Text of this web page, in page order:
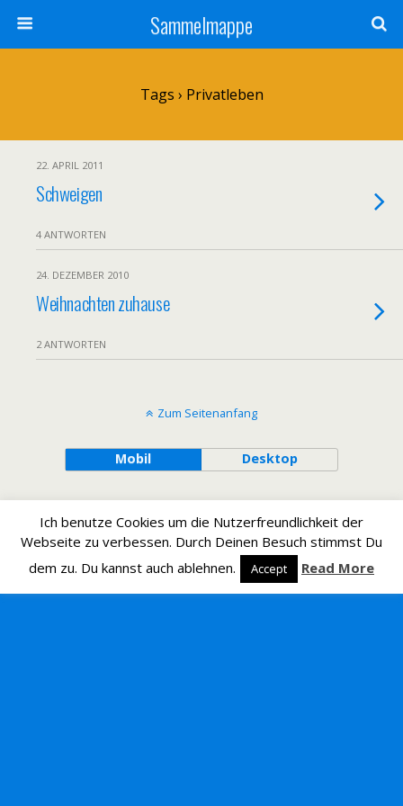
Sammelmappe
Tags › Privatleben
22. APRIL 2011
Schweigen
4 ANTWORTEN
24. DEZEMBER 2010
Weihnachten zuhause
2 ANTWORTEN
Zum Seitenanfang
Mobil Desktop
Ich benutze Cookies um die Nutzerfreundlichkeit der
Webseite zu verbessen. Durch Deinen Besuch stimmst Du
dem zu. Du kannst auch ablehnen.
Accept Read More